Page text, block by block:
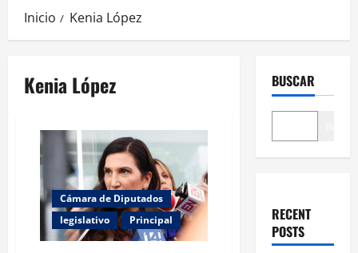
Inicio Kenia López
Kenia López
Cámara de Diputados
legislativo
Principal
BUSCAR
RECENT
POSTS